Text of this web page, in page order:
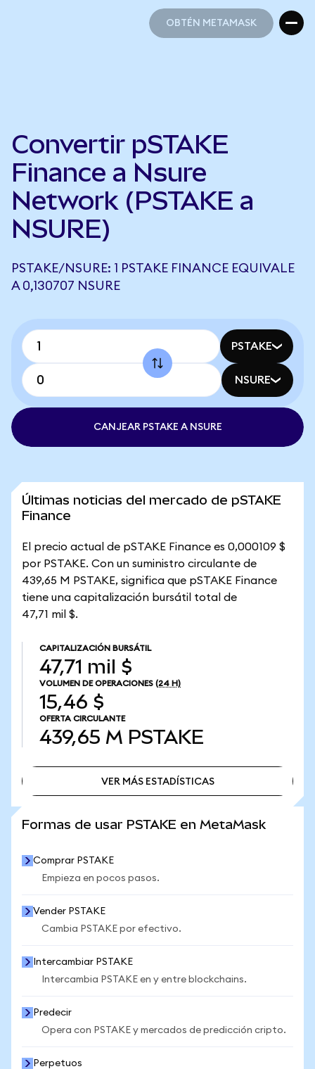
OBTÉN METAMASK
Convertir pSTAKE
Finance a Nsure
Network (PSTAKE a
NSURE)
PSTAKE/NSURE: 1 PSTAKE FINANCE EQUIVALE
A 0,130707 NSURE
PSTAKE
NSURE
CANJEAR PSTAKE A NSURE
Últimas noticias del mercado de pSTAKE
Finance
El precio actual de pSTAKE Finance es 0,000109 $
por PSTAKE. Con un suministro circulante de
439,65 M PSTAKE, significa que pSTAKE Finance
tiene una capitalización bursátil total de
47,71 mil $.
CAPITALIZACIÓN BURSÁTIL
47,71 mil $
VOLUMEN DE OPERACIONES (24 H)
15,46 $
OFERTA CIRCULANTE
439,65 M PSTAKE
VER MÁS ESTADÍSTICAS
Formas de usar PSTAKE en MetaMask
Comprar PSTAKE
Empieza en pocos pasos.
Vender PSTAKE
Cambia PSTAKE por efectivo.
Intercambiar PSTAKE
Intercambia PSTAKE en y entre blockchains.
Predecir
Opera con PSTAKE y mercados de predicción cripto.
Perpetuos